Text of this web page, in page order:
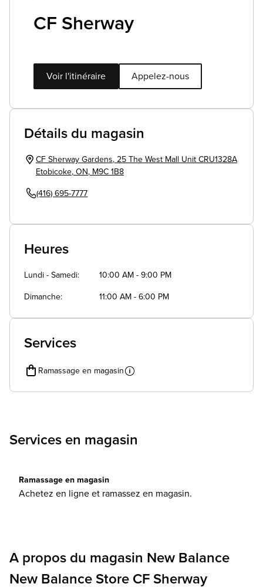
CF Sherway
Voir l'itinéraire Appelez-nous
Détails du magasin
CF Sherway Gardens, 25 The West Mall Unit CRU1328A
Etobicoke, ON , M9C 1B8
(416) 695-7777
Heures
Lundi - Samedi 10:00 AM - 9:00 PM
Dimanche 11:00 AM - 6:00 PM
Services
Ramassage en magasin
Services en magasin
Ramassage en magasin
Achetez en ligne et ramassez en magasin.
A propos du magasin New Balance
New Balance Store CF Sherway